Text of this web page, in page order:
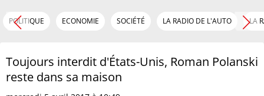
POLITIQUE ECONOMIE SOCIÉTÉ LA RADIO DE L'AUTO LA
Toujours interdit d'États-Unis, Roman Polanski
reste dans sa maison